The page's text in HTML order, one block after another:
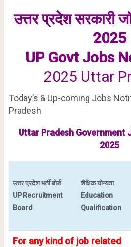
उत्तर प्रदेश सरकारी
2025
UP Govt Jobs
2025 Uttar
Today’s & Up-coming Jobs
Pradesh
Uttar Pradesh Government
2025
उत्तर प्रदेश भर्ती बोर्ड
UP Recruitment
Board
शैक्षिक योग्यता
Education
Qualification
For any kind of job related